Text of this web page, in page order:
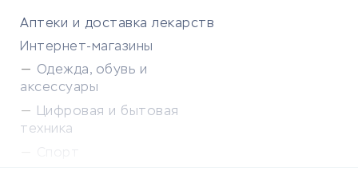
Аптеки и доставка лекарств
Интернет-магазины
Одежда, обувь и
аксессуары
Цифровая и бытовая
техника